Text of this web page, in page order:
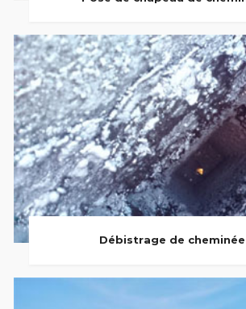
Débistrage de cheminée